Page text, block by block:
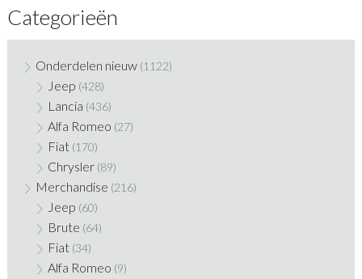
Categorieën
Onderdelen nieuw (1122)
Jeep (428)
Lancia (436)
Alfa Romeo (27)
Fiat (170)
Chrysler (89)
Merchandise (216)
Jeep (60)
Brute (64)
Fiat (34)
Alfa Romeo (9)